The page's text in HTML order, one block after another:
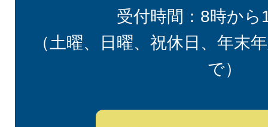
受付時間：8時から
（土曜、日曜、祝休日、年末
で）